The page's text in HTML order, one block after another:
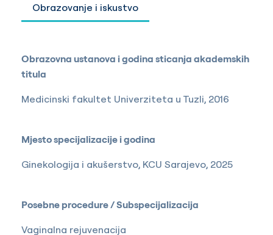
Obrazovanje i iskustvo
Obrazovna ustanova i godina sticanja akademskih
titula
Medicinski fakultet Univerziteta u Tuzli, 2016
Mjesto specijalizacije i godina
Ginekologija i akušerstvo, KCU Sarajevo, 2025
Posebne procedure / Subspecijalizacija
Vaginalna rejuvenacija